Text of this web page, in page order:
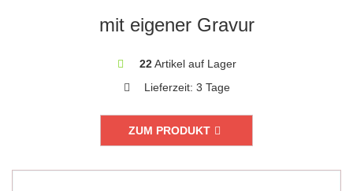
mit eigener Gravur
22Artikel auf Lager
Lieferzeit: 3 Tage
ZUM PRODUKT